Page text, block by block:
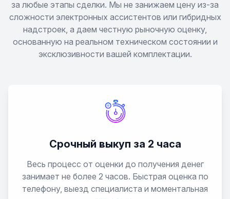
V50
V60
V90 Cross Country
XC40
за любые этапы сделки. Мы не занижаем цену из-за
сложности электронных ассистентов или гибридных
надстроек, а даем честную рыночную оценку,
основанную на реальном техническом состоянии и
эксклюзивности вашей комплектации.
Срочный выкуп за 2 часа
Весь процесс от оценки до получения денег
занимает не более 2 часов. Быстрая оценка по
телефону, выезд специалиста и моментальная